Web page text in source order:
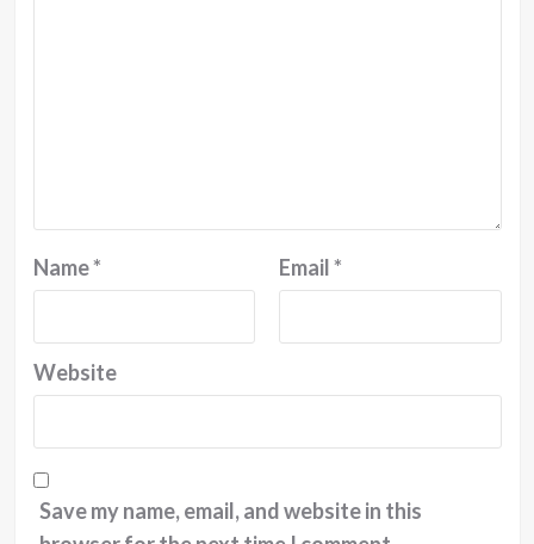
Name* Email*
Website
Save my name, email, and website in this